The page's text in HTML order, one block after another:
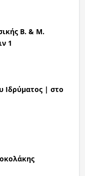
Β. & Μ.
1
Ιδρύματος | στο